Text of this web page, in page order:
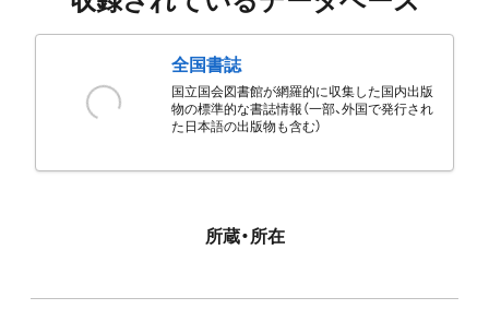
全国書誌
国立国会図書館が網羅的に収集した国内出版
物の標準的な書誌情報（一部、外国で発行され
た日本語の出版物も含む）
所蔵・所在